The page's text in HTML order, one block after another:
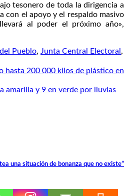
tesonero de toda la dirigencia a
con el apoyo y el respaldo masivo
al poder el próximo año»,
Pueblo, Junta Central Electoral ,
hasta 200 000 kilos de plástico en
amarilla y 9 en verde por lluvias
una situación de bonanza que no existe”